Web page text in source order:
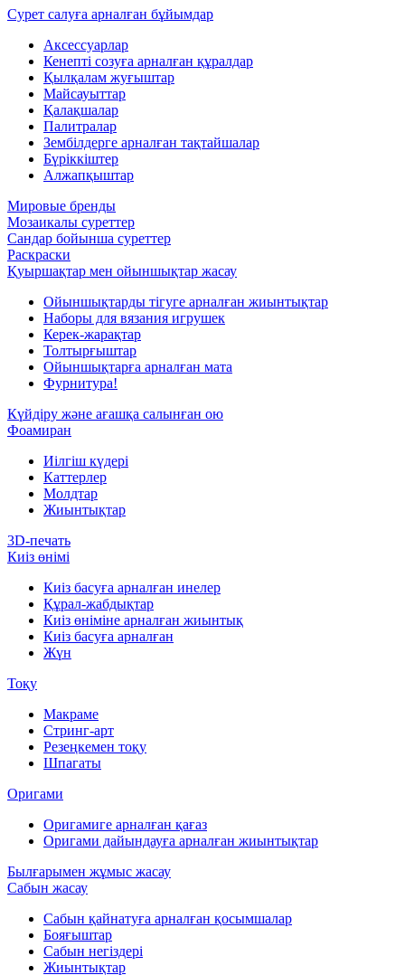
Сурет салуға арналған бұйымдар
Аксессуарлар
Кенепті созуға арналған құралдар
Қылқалам жуғыштар
Майсауыттар
Қалақшалар
Палитралар
Зембілдерге арналған тақтайшалар
Бүріккіштер
Алжапқыштар
Мировые бренды
Мозаикалы суреттер
Сандар бойынша суреттер
Раскраски
Қуыршақтар мен ойыншықтар жасау
Ойыншықтарды тігуге арналған жиынтықтар
Наборы для вязания игрушек
Керек-жарақтар
Толтырғыштар
Ойыншықтарға арналған мата
Фурнитура!
Күйдіру және ағашқа салынған ою
Фоамиран
Иілгіш күдері
Каттерлер
Молдтар
Жиынтықтар
3D-печать
Киіз өнімі
Киіз басуға арналған инелер
Құрал-жабдықтар
Киіз өніміне арналған жиынтық
Киіз басуға арналған
Жүн
Тоқу
Макраме
Стринг-арт
Резеңкемен тоқу
Шпагаты
Оригами
Оригамиге арналған қағаз
Оригами дайындауға арналған жиынтықтар
Былғарымен жұмыс жасау
Сабын жасау
Сабын қайнатуға арналған қосымшалар
Бояғыштар
Сабын негіздері
Жиынтықтар